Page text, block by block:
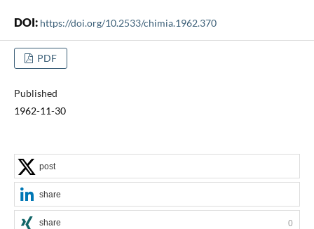
DOI: https://doi.org/10.2533/chimia.1962.370
PDF
Published
1962-11-30
post
share
share 0